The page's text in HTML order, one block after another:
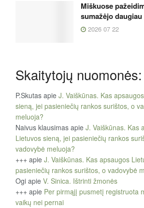
Miškuose
sumažėjo
2026 07 22
Skaitytojų nuomonės:
P.Skutas apie J. Vaiškūnas. Kas
sieną, jei pasieniečių rankos surištos, o
meluoja?
Naivus klausimas apie J. Vaiškūnas. Kas
Lietuvos sieną, jei pasieniečių rankos
vadovybė meluoja?
+++ apie J. Vaiškūnas. Kas apsaugos
pasieniečių rankos surištos, o vadovybė
Ogi apie V. Sinica. Ištrinti žmonės
+++ apie Per pirmąjį pusmetį registruota
vaikų nei pernai